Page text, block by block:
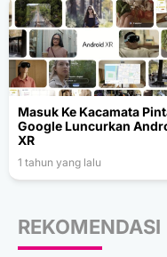
Masuk Ke Kacamata
Google Luncurkan
XR
1 tahun yang lalu
REKOMENDASI